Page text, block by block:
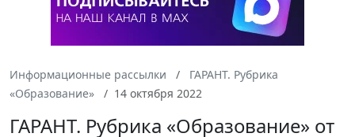
Информационные рассылки
ГАРАНТ. Рубрика
«Образование»
14 октября 2022
ГАРАНТ. Рубрика «Образование» от